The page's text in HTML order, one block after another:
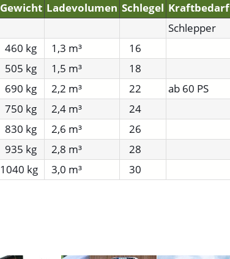
Gewicht Ladevolumen Schlegel Kraftbedarf
Schlepper
460 kg 1,3 m³ 16
505 kg 1,5 m³ 18
690 kg 2,2 m³ 22 ab 60 PS
750 kg 2,4 m³ 24
830 kg 2,6 m³ 26
935 kg 2,8 m³ 28
1040 kg 3,0 m³ 30